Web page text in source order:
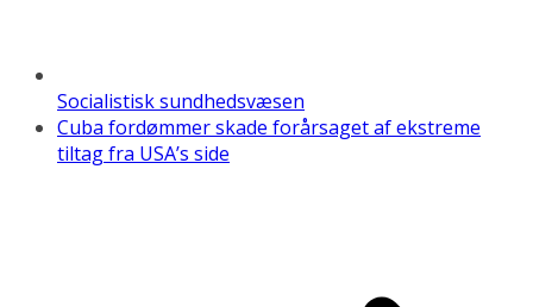
Socialistisk sundhedsvæsen
Cuba fordømmer skade forårsaget af ekstreme
tiltag fra USA’s side